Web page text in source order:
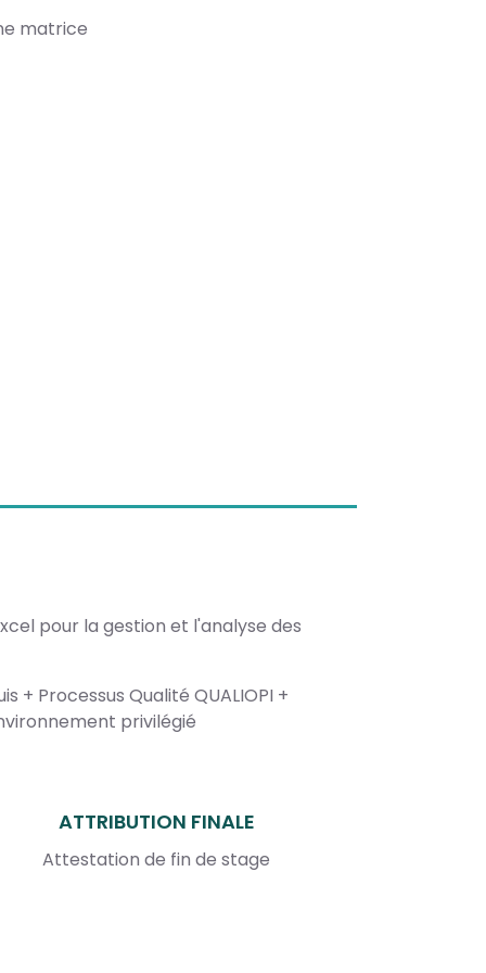
matrice
pour la gestion et l'analyse des
Processus Qualité QUALIOPI +
privilégié
ATTRIBUTION FINALE
Attestation de fin de stage